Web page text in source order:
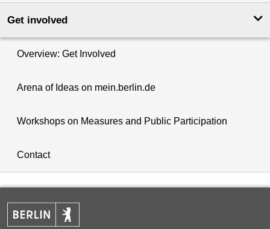
Get involved
Overview: Get Involved
Arena of Ideas on mein.berlin.de
Workshops on Measures and Public Participation
Contact